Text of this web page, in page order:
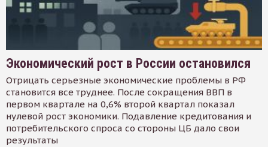
Экономический рост в России остановился
Отрицать серьезные экономические проблемы в РФ
становится все труднее. После сокращения ВВП в
первом квартале на 0,6% второй квартал показал
нулевой рост экономики. Подавление кредитования и
потребительского спроса со стороны ЦБ дало свои
результаты